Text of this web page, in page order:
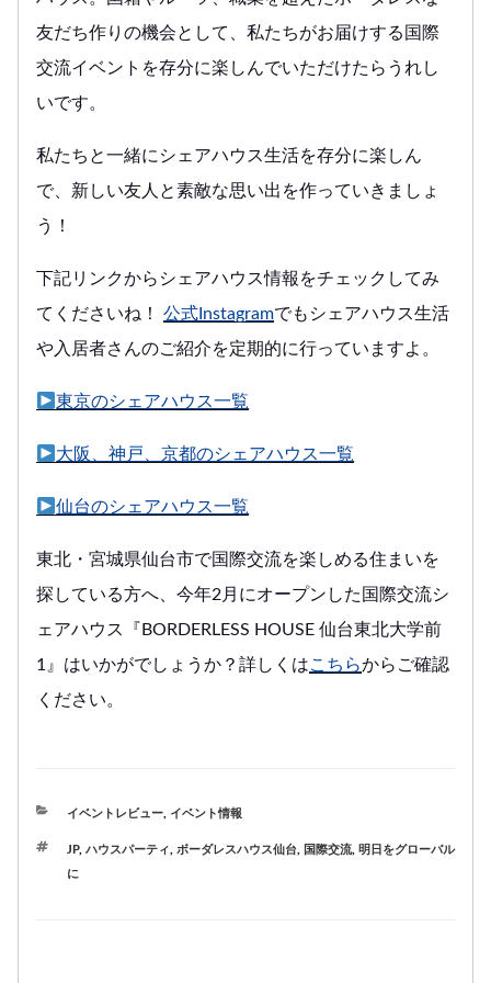
友だち作りの機会として、私たちがお届けする国際
交流イベントを存分に楽しんでいただけたらうれし
いです。
私たちと一緒にシェアハウス生活を存分に楽しん
で、新しい友人と素敵な思い出を作っていきましょ
う！
下記リンクからシェアハウス情報をチェックしてみ
てくださいね！ 公式Instagramでもシェアハウス生活
や入居者さんのご紹介を定期的に行っていますよ。
東京のシェアハウス一覧
大阪、神戸、京都のシェアハウス一覧
仙台のシェアハウス一覧
東北・宮城県仙台市で国際交流を楽しめる住まいを
探している方へ、今年2月にオープンした国際交流シ
ェアハウス『BORDERLESS HOUSE 仙台東北大学前
1』はいかがでしょうか？詳しくはこちらからご確認
ください。
カ
イベントレビュー, イベント情報
タ
グ
JP, ハウスパーティ, ボーダレスハウス仙台, 国際交流, 明日をグローバル
に